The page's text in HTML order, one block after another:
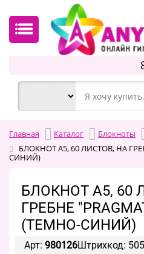
Главная Каталог Блокноты
БЛОКНОТ А5, 60 ЛИСТОВ, НА
СИНИЙ)
БЛОКНОТ А5, 60
ГРЕБНЕ
(ТЕМНО-СИНИЙ)
Арт: 980126Штрихкод: